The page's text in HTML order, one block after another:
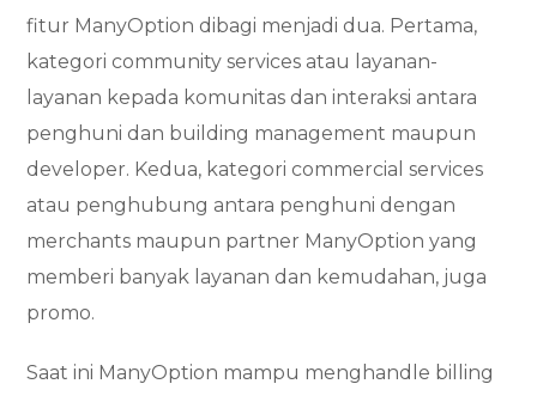
fitur ManyOption dibagi menjadi dua. Pertama,
kategori community services atau layanan-
layanan kepada komunitas dan interaksi antara
penghuni dan building management maupun
developer. Kedua, kategori commercial services
atau penghubung antara penghuni dengan
merchants maupun partner ManyOption yang
memberi banyak layanan dan kemudahan, juga
promo.
Saat ini ManyOption mampu menghandle billing